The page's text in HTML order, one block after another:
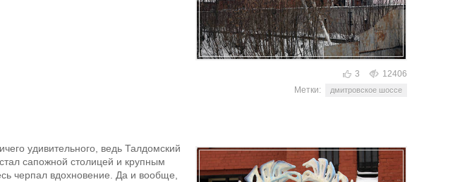
3
12406
Метки:
дмитровское шоссе
удивительного, ведь Талдомский
сапожной столицей и крупным
черпал вдохновение. Да и вообще,